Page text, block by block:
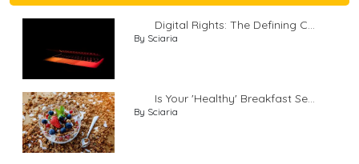
Digital Rights: The Defining C...
By Sciaria
Is Your 'Healthy' Breakfast Se...
By Sciaria